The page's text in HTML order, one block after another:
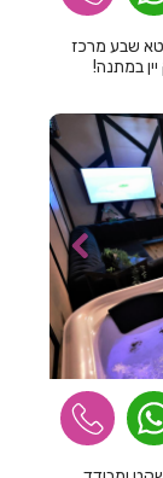
שבע מרכז
במתנה!